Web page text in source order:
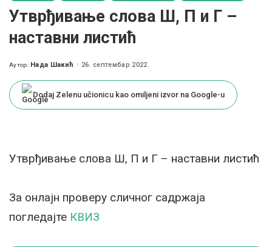
Утврђивање слова Ш, П и Г –
наставни листић
Posted
Аутор: Нада Шакић 26. септембар 2022.
Dodaj Zelenu učionicu kao omiljeni izvor na Google-u
Утврђивање слова Ш, П и Г – наставни листић
За онлајн проверу сличног садржаја
погледајте КВИЗ